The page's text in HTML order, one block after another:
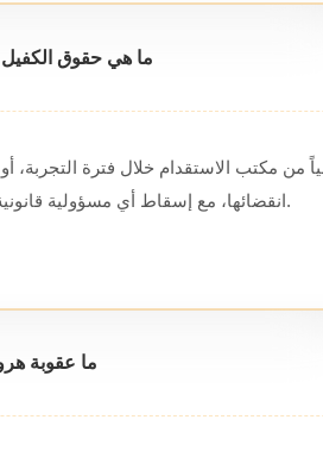
ما هي حقوق
من مكتب الاستقدام خلال فترة التجربة،
انقضائها، مع إسقاط أي مسؤولية قانونية أو مالية عنه مباشرة.
ما عقوبة